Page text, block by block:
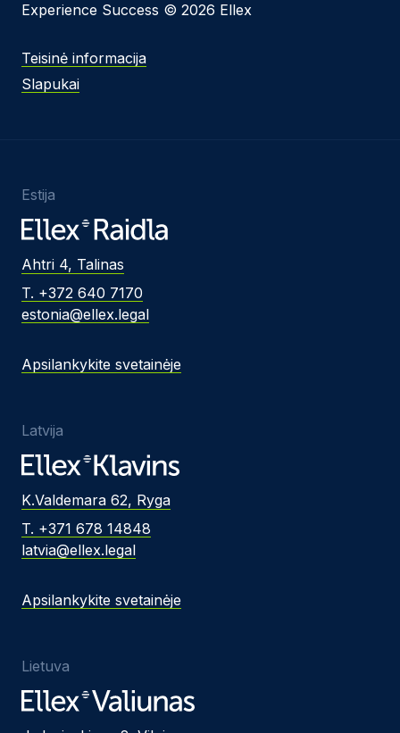
Sutinku su Privatumo politika
taisyklėmis.
Ši svetainė yra saugoma reCAPTCHA ir jai yra
Siųsti žinutę
Experience Success © 2026 Ellex
Teisinė informacija
Slapukai
Estija
Ahtri 4, Talinas
T. +372 640 7170
estonia@ellex.legal
Apsilankykite svetainėje
Latvija
K.Valdemara 62, Ryga
T. +371 678 14848
latvia@ellex.legal
Apsilankykite svetainėje
Lietuva